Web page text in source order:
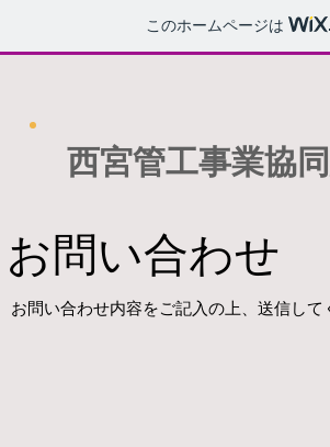
このホームページは
西宮管工事業協
お問い合わせ
お問い合わせ内容をご記入の上、送信して